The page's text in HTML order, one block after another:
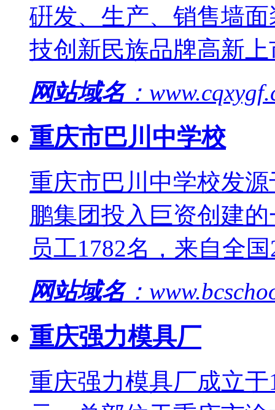
硏发、生产、销售墙
技创新民族品牌高新
网站域名：
重庆市巴川中学校
重庆市巴川中学校发
鹏集团投入巨资创建
员工1782名，来自全
网站域名：
重庆强力模具厂
重庆强力模具厂成立